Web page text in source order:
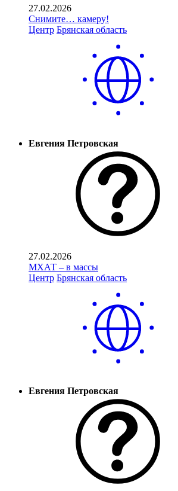
27.02.2026
Снимите… камеру!
Центр Брянская область
Евгения Петровская
27.02.2026
МХАТ – в массы
Центр Брянская область
Евгения Петровская